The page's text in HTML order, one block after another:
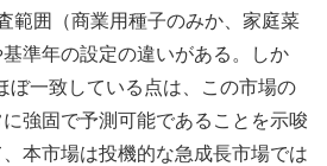
範囲（商業用種子のみか、家庭菜
準年の設定の違いがある。しか
ぼ一致している点は、この市場の
強固で予測可能であることを示唆
本市場は投機的な急成長市場では